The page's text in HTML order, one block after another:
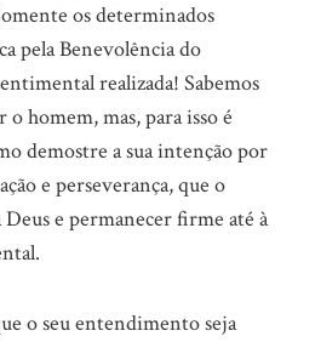
os determinados
pela Benevolência do
realizada! Sabemos
homem, mas, para isso é
demostre a sua intenção por
e perseverança, que o
Deus e permanecer firme até à
o seu entendimento seja